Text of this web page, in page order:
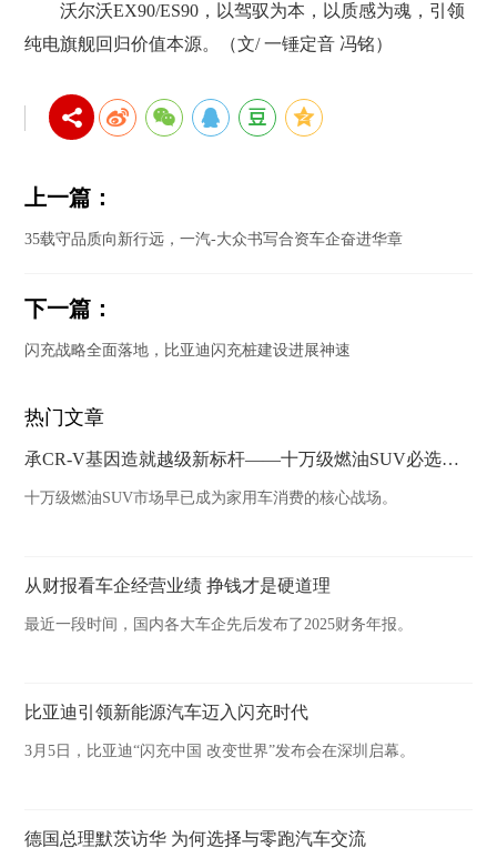
沃尔沃EX90/ES90，以驾驭为本，以质感为魂，引领
纯电旗舰回归价值本源。（文/ 一锤定音 冯铭）
上一篇：
35载守品质向新行远，一汽-大众书写合资车企奋进华章
下一篇：
闪充战略全面落地，比亚迪闪充桩建设进展神速
热门文章
承CR-V基因造就越级新标杆——十万级燃油SUV必选HR-V
十万级燃油SUV市场早已成为家用车消费的核心战场。
从财报看车企经营业绩 挣钱才是硬道理
最近一段时间，国内各大车企先后发布了2025财务年报。
比亚迪引领新能源汽车迈入闪充时代
3月5日，比亚迪“闪充中国 改变世界”发布会在深圳启幕。
德国总理默茨访华 为何选择与零跑汽车交流